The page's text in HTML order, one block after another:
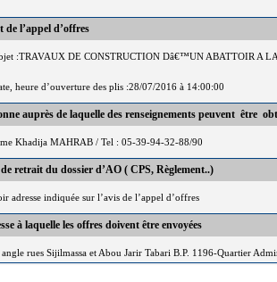
de l’appel d’offres
:TRAVAUX DE CONSTRUCTION Dâ€™UN ABATTOIR A
heure d’ouverture des plis :28/07/2016 à 14:00:00
auprès de laquelle des renseignements peuvent être
Khadija MAHRAB / Tel : 05-39-94-32-88/90
retrait du dossier d’AO ( CPS, Règlement..)
adresse indiquée sur l’avis de l’appel d’offres
à laquelle les offres doivent être envoyées
rues Sijilmassa et Abou Jarir Tabari B.P. 1196-Quartier